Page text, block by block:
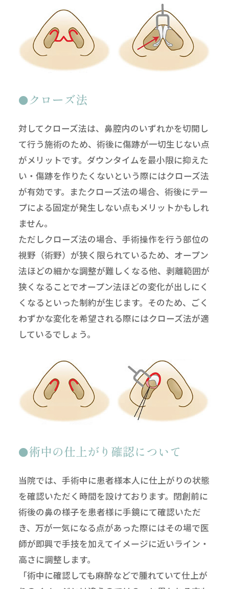
クローズ法
対してクローズ法は、鼻腔内のいずれかを切開し
て行う施術のため、術後に傷跡が一切生じない点
がメリットです。ダウンタイムを最小限に抑えた
い・傷跡を作りたくないという際にはクローズ法
が有効です。またクローズ法の場合、術後にテー
プによる固定が発生しない点もメリットかもしれ
ません。
ただしクローズ法の場合、手術操作を行う部位の
視野（術野）が狭く限られているため、オープン
法ほどの細かな調整が難しくなる他、剥離範囲が
狭くなることでオープン法ほどの変化が出しにく
くなるといった制約が生じます。そのため、ごく
わずかな変化を希望される際にはクローズ法が適
しているでしょう。
術中の仕上がり確認について
当院では、手術中に患者様本人に仕上がりの状態
を確認いただく時間を設けております。閉創前に
術後の鼻の様子を患者様に手鏡にて確認いただ
き、万が一気になる点があった際にはその場で医
師が即興で手技を加えてイメージに近いライン・
高さに調整します。
「術中に確認しても麻酔などで腫れていて仕上が